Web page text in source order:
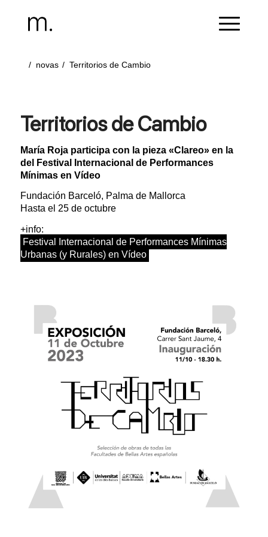
/ novas / Territorios de Cambio
Territorios de Cambio
María Roja participa con la pieza «Clareo» en la
del Festival Internacional de Performances
Mínimas en Vídeo
Fundación Barceló, Palma de Mallorca
Hasta el 25 de octubre
+info:
Festival Internacional de Performances Mínimas
Urbanas (y Rurales) en Vídeo